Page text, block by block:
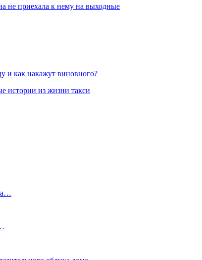
не приехала к нему на выходные
и как накажут виновного?
истории из жизни такси